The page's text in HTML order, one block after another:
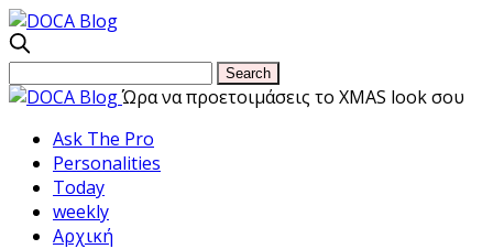
Ώρα να προετοιμάσεις το XMAS look σου
Ask The Pro
Personalities
Today
weekly
Αρχική